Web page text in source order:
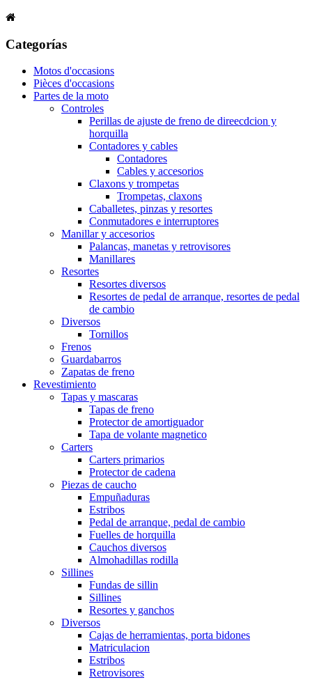
Categorías
Motos d'occasions
Pièces d'occasions
Partes de la moto
Controles
Perillas de ajuste de freno de direecdcion y
horquilla
Contadores y cables
Contadores
Cables y accesorios
Claxons y trompetas
Trompetas, claxons
Caballetes, pinzas y resortes
Conmutadores e interruptores
Manillar y accesorios
Palancas, manetas y retrovisores
Manillares
Resortes
Resortes diversos
Resortes de pedal de arranque, resortes de pedal
de cambio
Diversos
Tornillos
Frenos
Guardabarros
Zapatas de freno
Revestimiento
Tapas y mascaras
Tapas de freno
Protector de amortiguador
Tapa de volante magnetico
Carters
Carters primarios
Protector de cadena
Piezas de caucho
Empuñaduras
Estribos
Pedal de arranque, pedal de cambio
Fuelles de horquilla
Cauchos diversos
Almohadillas rodilla
Sillines
Fundas de sillin
Sillines
Resortes y ganchos
Diversos
Cajas de herramientas, porta bidones
Matriculacion
Estribos
Retrovisores